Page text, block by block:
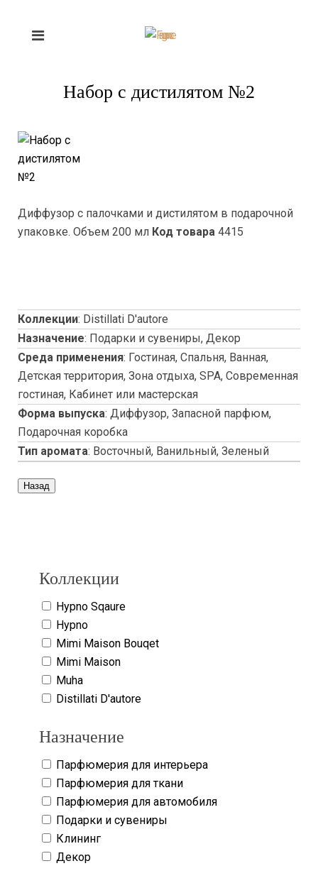
Набор с дистилятом №2
Диффузор с палочками и дистилятом в подарочной
упаковке. Объем 200 мл Код товара 4415
Коллекции: Distillati D'autore
Назначение: Подарки и сувениры, Декор
Среда применения: Гостиная, Спальня, Ванная,
Детская территория, Зона отдыха, SPA, Современная
гостиная, Кабинет или мастерская
Форма выпуска: Диффузор, Запасной парфюм,
Подарочная коробка
Тип аромата: Восточный, Ванильный, Зеленый
Коллекции
Hypno Sqaure
Hypno
Mimi Maison Bouqet
Mimi Maison
Muha
Distillati D'autore
Назначение
Парфюмерия для интерьера
Парфюмерия для ткани
Парфюмерия для автомобиля
Подарки и сувениры
Клининг
Декор